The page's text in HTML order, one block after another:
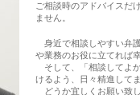
ご相談時のアドバイスだ
ません。
身近で相談しやすい弁
や業務のお役に立てれば幸
そして、「相談してよ
けるよう、日々精進して
どうか宜しくお願い致し